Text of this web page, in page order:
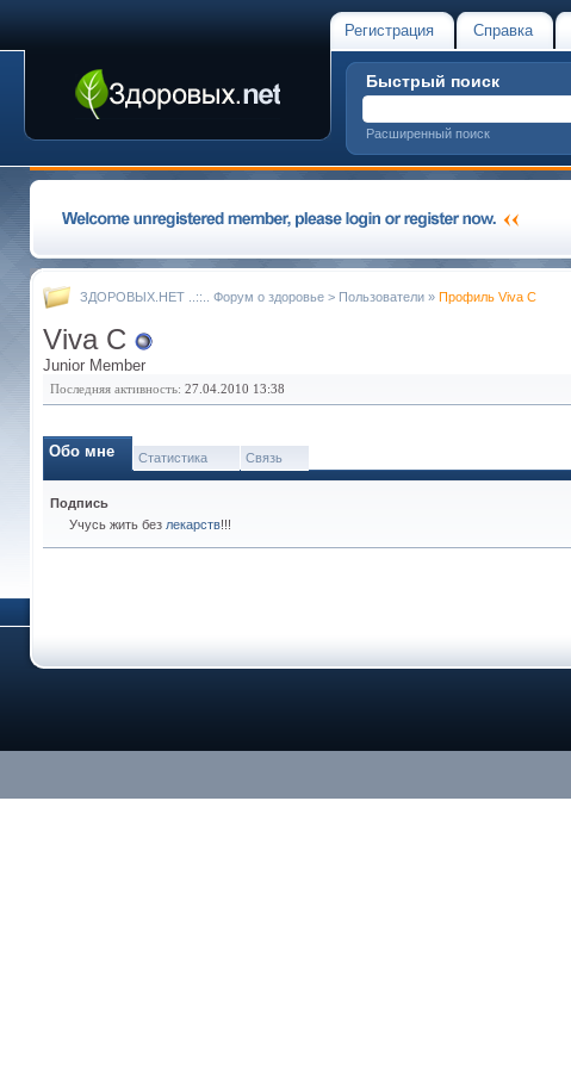
Регистрация Справка
Быстрый поиск
Расширенный поиск
ЗДОРОВЫХ.НЕТ ..::.. Форум о здоровье > Пользователи » Профиль Viva C
Viva C
Junior Member
Последняя активность: 27.04.2010 13:38
Обо мне Статистика Связь
Подпись
Учусь жить без лекарств!!!